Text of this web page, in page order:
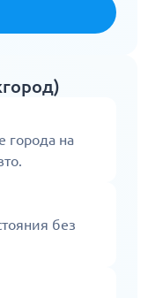
города на
без